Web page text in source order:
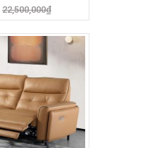
22,500,000₫